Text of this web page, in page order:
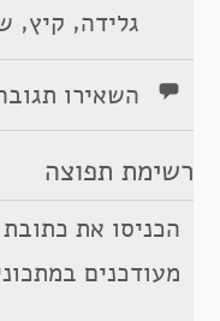
גלידה, קיץ,
השאירו
רשימת תפוצה
הכניסו את
מעודכנים